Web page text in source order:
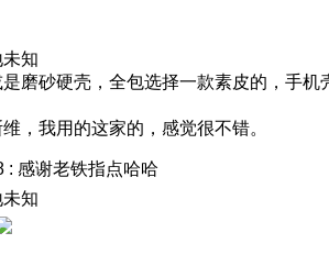
未知
磨砂硬壳，全包选择一款素皮的，手机
，我用的这家的，感觉很不错。
: 感谢老铁指点哈哈
未知